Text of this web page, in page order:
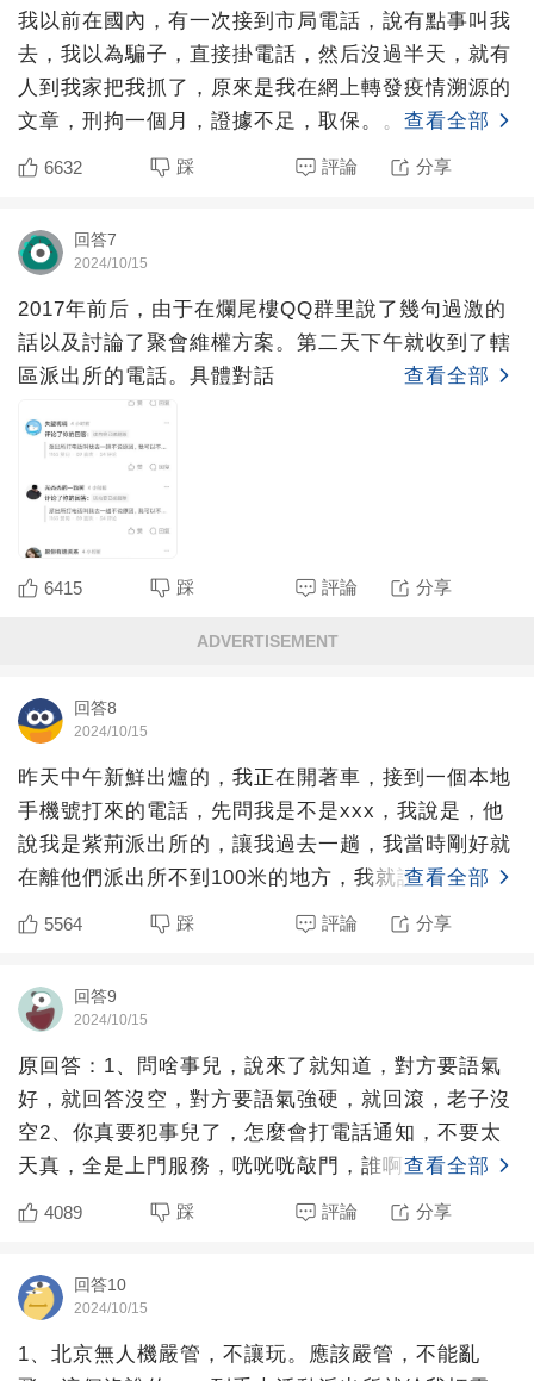
我以前在國內，有一次接到市局電話，說有點事叫我
去，我以為騙子，直接掛電話，然后沒過半天，就有
人到我家把我抓了，原來是我在網上轉發疫情溯源的
文章，刑拘一個月，證據不足，取保。。 查看全部
6632 踩 評論 分享
回答7
2024/10/15
2017年前后，由于在爛尾樓QQ群里說了幾句過激的
話以及討論了聚會維權方案。第二天下午就收到了轄
區派出所的電話。具體對話
查看全部
6415 踩 評論 分享
ADVERTISEMENT
回答8
2024/10/15
昨天中午新鮮出爐的，我正在開著車，接到一個本地
手機號打來的電話，先問我是不是xxx，我說是，他
說我是紫荊派出所的，讓我過去一趟，我當時剛好就
在離他們派出所不到100米的地方，我就說我就在你
們附近，他說
查看全部
5564 踩 評論 分享
回答9
2024/10/15
原回答：1、問啥事兒，說來了就知道，對方要語氣
好，就回答沒空，對方要語氣強硬，就回滾，老子沒
空2、你真要犯事兒了，怎麼會打電話通知，不要太
天真，全是上門服務，咣咣咣敲門，誰啊，物業，開
門直接被一群人按
查看全部
4089 踩 評論 分享
回答10
2024/10/15
1、北京無人機嚴管，不讓玩。應該嚴管，不能亂